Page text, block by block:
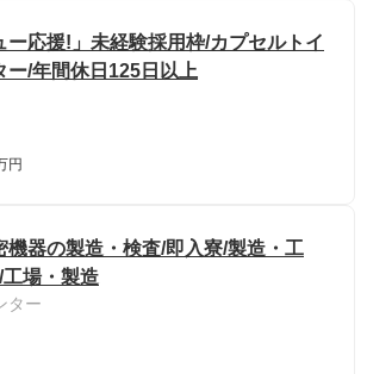
ー応援!」未経験採用枠/カプセルトイ
ー/年間休日125日以上
円
機器の製造・検査/即入寮/製造・工
場・製造
ター